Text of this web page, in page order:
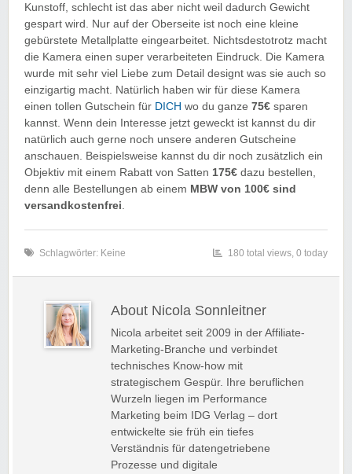
Kunstoff, schlecht ist das aber nicht weil dadurch Gewicht
gespart wird. Nur auf der Oberseite ist noch eine kleine
gebürstete Metallplatte eingearbeitet. Nichtsdestotrotz macht
die Kamera einen super verarbeiteten Eindruck. Die Kamera
wurde mit sehr viel Liebe zum Detail designt was sie auch so
einzigartig macht. Natürlich haben wir für diese Kamera
einen tollen Gutschein für DICH wo du ganze 75€ sparen
kannst. Wenn dein Interesse jetzt geweckt ist kannst du dir
natürlich auch gerne noch unsere anderen Gutscheine
anschauen. Beispielsweise kannst du dir noch zusätzlich ein
Objektiv mit einem Rabatt von Satten 175€ dazu bestellen,
denn alle Bestellungen ab einem MBW von 100€ sind
versandkostenfrei
Schlagwörter: Keine 180 total views, 0 today
About Nicola Sonnleitner
Nicola arbeitet seit 2009 in der Affiliate-
Marketing-Branche und verbindet
technisches Know-how mit
strategischem Gespür. Ihre beruflichen
Wurzeln liegen im Performance
Marketing beim IDG Verlag – dort
entwickelte sie früh ein tiefes
Verständnis für datengetriebene
Prozesse und digitale